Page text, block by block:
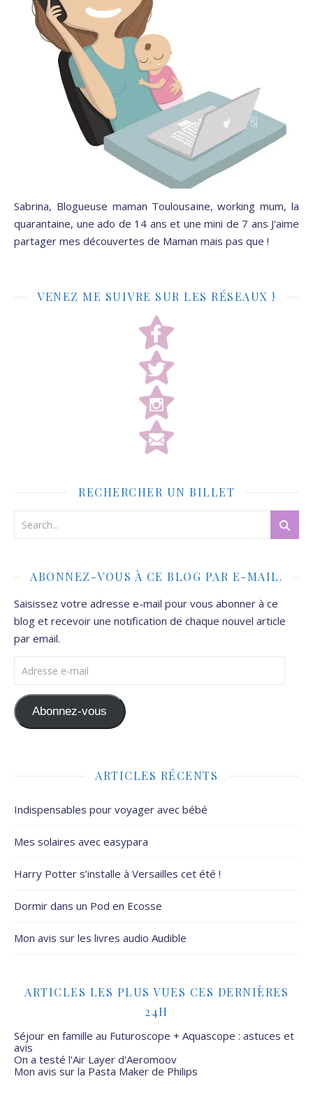
Sabrina, Blogueuse maman Toulousaine, working mum, la
quarantaine, une ado de 14 ans et une mini de 7 ans J'aime
partager mes découvertes de Maman mais pas que !
VENEZ ME SUIVRE SUR LES RÉSEAUX !
RECHERCHER UN BILLET
ABONNEZ-VOUS À CE BLOG PAR E-MAIL.
Saisissez votre adresse e-mail pour vous abonner à ce
blog et recevoir une notification de chaque nouvel article
par email.
Adresse e-mail
Abonnez-vous
ARTICLES RÉCENTS
Indispensables pour voyager avec bébé
Mes solaires avec easypara
Harry Potter s’installe à Versailles cet été !
Dormir dans un Pod en Ecosse
Mon avis sur les livres audio Audible
ARTICLES LES PLUS VUES CES DERNIÈRES
24H
Séjour en famille au Futuroscope + Aquascope : astuces et
avis
On a testé l'Air Layer d'Aeromoov
Mon avis sur la Pasta Maker de Philips